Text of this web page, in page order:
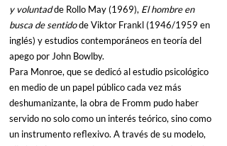
y voluntad de Rollo May (1969), El hombre en
busca de sentido de Viktor Frankl (1946/1959 en
inglés) y estudios contemporáneos en teoría del
apego por John Bowlby.
Para Monroe, que se dedicó al estudio psicológico
en medio de un papel público cada vez más
deshumanizante, la obra de Fromm pudo haber
servido no solo como un interés teórico, sino como
un instrumento reflexivo. A través de su modelo,